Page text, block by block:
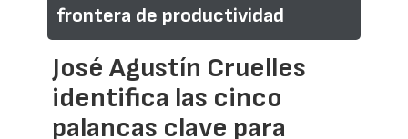
frontera de productividad
José Agustín Cruelles
identifica las cinco
palancas clave para